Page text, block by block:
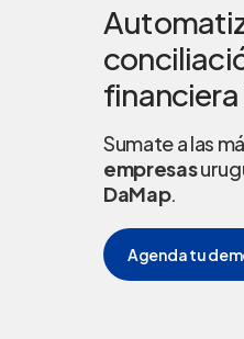
Sumate a las
empresas
DaMap.
Agenda tu